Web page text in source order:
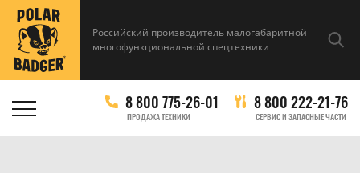
Российский производитель малогабаритной
многофункциональной спецтехники
8 800 775-26-01
ПРОДАЖА ТЕХНИКИ
8 800 222-21-76
СЕРВИС И ЗАПАСНЫЕ ЧАСТИ